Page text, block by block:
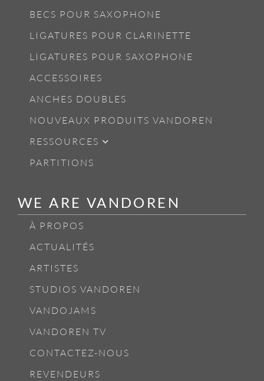
BECS POUR SAXOPHONE
LIGATURES POUR CLARINETTE
LIGATURES POUR SAXOPHONE
ACCESSOIRES
ANCHES DOUBLES
NOUVEAUX PRODUITS VANDOREN
RESSOURCES
PARTITIONS
WE ARE VANDOREN
À PROPOS
ACTUALITÉS
ARTISTES
STUDIOS VANDOREN
VANDOJAMS
VANDOREN TV
CONTACTEZ-NOUS
REVENDEURS